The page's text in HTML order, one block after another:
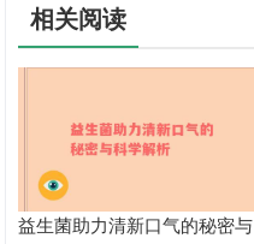
相关阅读
益生菌助力清新口气的秘密与